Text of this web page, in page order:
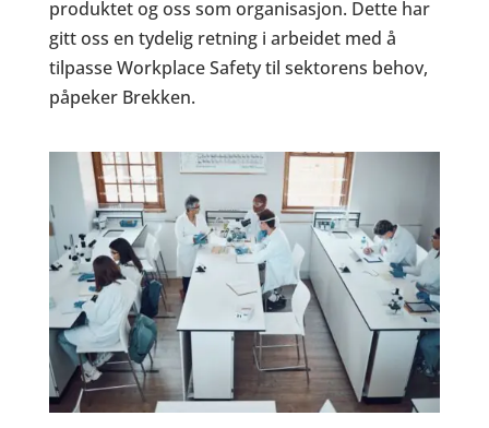
produktet og oss som organisasjon. Dette har
gitt oss en tydelig retning i arbeidet med å
tilpasse Workplace Safety til sektorens behov,
påpeker Brekken.